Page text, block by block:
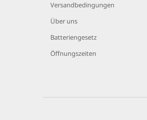
Versandbedingungen
Über uns
Batteriengesetz
Öffnungszeiten